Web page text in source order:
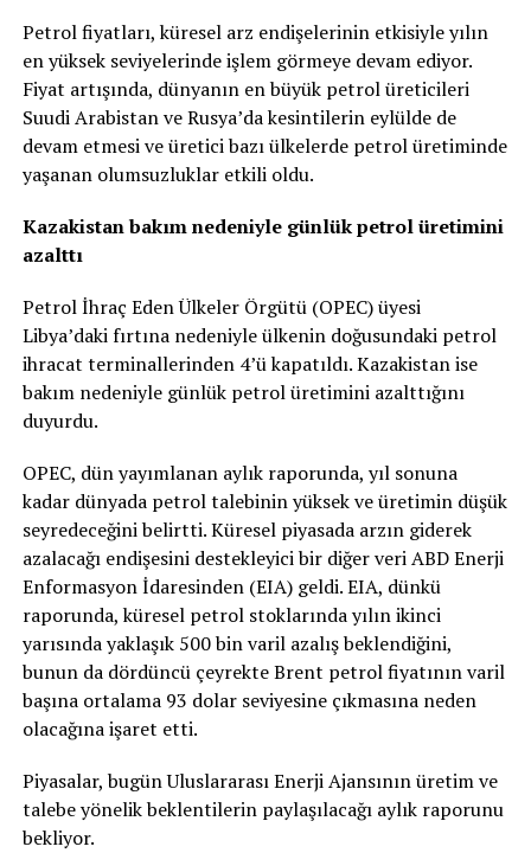
Petrol fiyatları, küresel arz endişelerinin etkisiyle yılın
en yüksek seviyelerinde işlem görmeye devam ediyor.
Fiyat artışında, dünyanın en büyük petrol üreticileri
Suudi Arabistan ve Rusya’da kesintilerin eylülde de
devam etmesi ve üretici bazı ülkelerde petrol üretiminde
yaşanan olumsuzluklar etkili oldu.
Kazakistan bakım nedeniyle günlük petrol üretimini
azalttı
Petrol İhraç Eden Ülkeler Örgütü (OPEC) üyesi
Libya’daki fırtına nedeniyle ülkenin doğusundaki petrol
ihracat terminallerinden 4’ü kapatıldı. Kazakistan ise
bakım nedeniyle günlük petrol üretimini azalttığını
duyurdu.
OPEC, dün yayımlanan aylık raporunda, yıl sonuna
kadar dünyada petrol talebinin yüksek ve üretimin düşük
seyredeceğini belirtti. Küresel piyasada arzın giderek
azalacağı endişesini destekleyici bir diğer veri ABD Enerji
Enformasyon İdaresinden (EIA) geldi. EIA, dünkü
raporunda, küresel petrol stoklarında yılın ikinci
yarısında yaklaşık 500 bin varil azalış beklendiğini,
bunun da dördüncü çeyrekte Brent petrol fiyatının varil
başına ortalama 93 dolar seviyesine çıkmasına neden
olacağına işaret etti.
Piyasalar, bugün Uluslararası Enerji Ajansının üretim ve
talebe yönelik beklentilerin paylaşılacağı aylık raporunu
bekliyor.